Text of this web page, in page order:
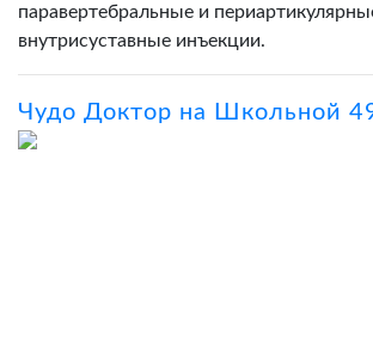
паравертебральные и
внутрисуставные инъекции.
Чудо Доктор на Школьной